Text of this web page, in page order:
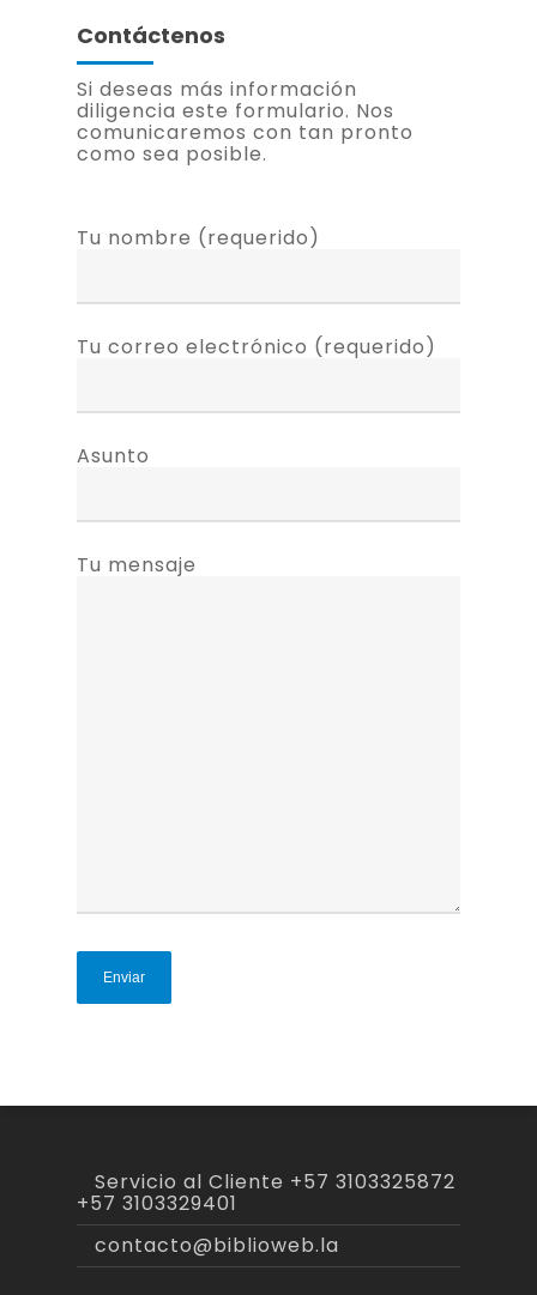
Contáctenos
Si deseas más información
diligencia este formulario. Nos
comunicaremos con tan pronto
como sea posible.
Tu nombre (requerido)
Tu correo electrónico (requerido)
Asunto
Tu mensaje
Servicio al Cliente +57 3103325872
+57 3103329401
contacto@biblioweb.la